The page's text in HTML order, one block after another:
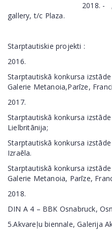
2018. - ,, Mīts un
gallery, t/c Plaza.
Starptautiskie projekti :
2016.
Starptautiskā konkursa izstāde
Galerie Metanoia,Parīze,
2017.
Starptautiskā konkursa
Lielbritānija;
Starptautiskā konkursa
Izraēla.
Starptautiskā konkursa izstāde
Galerie Metanoia, Parīze,
2018.
DIN A 4 – BBK Osnabruck,
5.Akvareļu biennale, Galerija